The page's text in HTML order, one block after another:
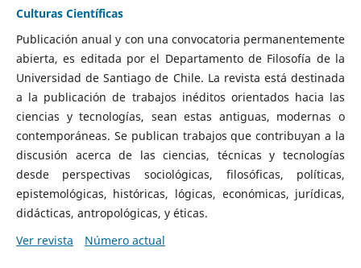
Culturas Científicas
Publicación anual y con una convocatoria permanentemente
abierta, es editada por el Departamento de Filosofía de la
Universidad de Santiago de Chile. La revista está destinada
a la publicación de trabajos inéditos orientados hacia las
ciencias y tecnologías, sean estas antiguas, modernas o
contemporáneas. Se publican trabajos que contribuyan a la
discusión acerca de las ciencias, técnicas y tecnologías
desde perspectivas sociológicas, filosóficas, políticas,
epistemológicas, históricas, lógicas, económicas, jurídicas,
didácticas, antropológicas, y éticas.
Ver revista
Número actual